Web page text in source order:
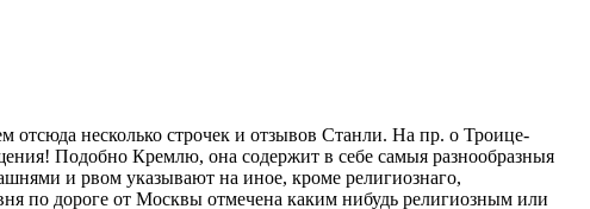
отсюда несколько строчек и отзывов Станли. На пр. о Троице-
Подобно Кремлю, она содержит в себе самыя разнообразныя
и рвом указывают на иное, кроме религиознаго,
по дороге от Москвы отмечена каким нибудь религиозным или